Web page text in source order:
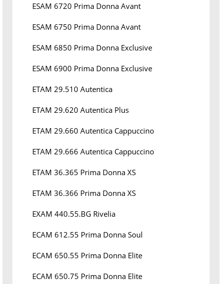
ESAM 6720 Prima Donna Avant
ESAM 6750 Prima Donna Avant
ESAM 6850 Prima Donna Exclusive
ESAM 6900 Prima Donna Exclusive
ETAM 29.510 Autentica
ETAM 29.620 Autentica Plus
ETAM 29.660 Autentica Cappuccino
ETAM 29.666 Autentica Cappuccino
ETAM 36.365 Prima Donna XS
ETAM 36.366 Prima Donna XS
EXAM 440.55.BG Rivelia
ECAM 612.55 Prima Donna Soul
ECAM 650.55 Prima Donna Elite
ECAM 650.75 Prima Donna Elite